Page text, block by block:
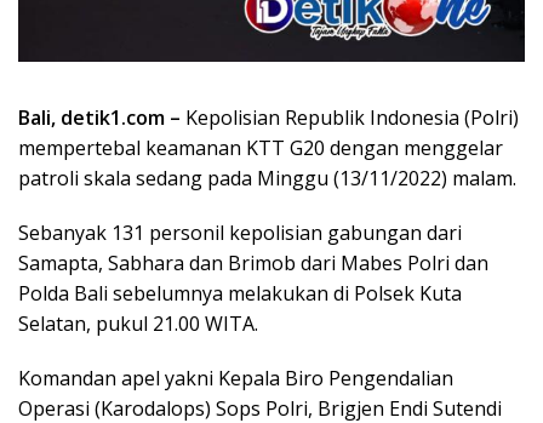
Bali, detik1.com – Kepolisian Republik Indonesia (Polri)
mempertebal keamanan KTT G20 dengan menggelar
patroli skala sedang pada Minggu (13/11/2022) malam.
Sebanyak 131 personil kepolisian gabungan dari
Samapta, Sabhara dan Brimob dari Mabes Polri dan
Polda Bali sebelumnya melakukan di Polsek Kuta
Selatan, pukul 21.00 WITA.
Komandan apel yakni Kepala Biro Pengendalian
Operasi (Karodalops) Sops Polri, Brigjen Endi Sutendi